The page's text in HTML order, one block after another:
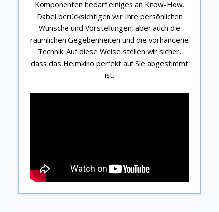
Komponenten bedarf einiges an Know-How.
Dabei berücksichtigen wir Ihre persönlichen
Wünsche und Vorstellungen, aber auch die
räumlichen Gegebenheiten und die vorhandene
Technik. Auf diese Weise stellen wir sicher,
dass das Heimkino perfekt auf Sie abgestimmt
ist.